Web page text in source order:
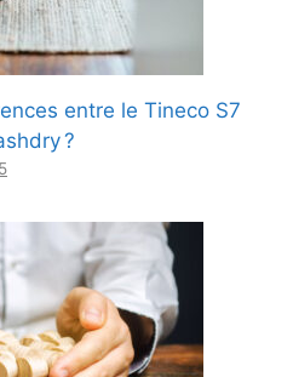
entre le Tineco S7
?